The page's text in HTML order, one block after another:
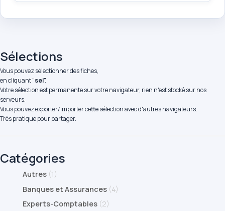
Sélections
Vous pouvez sélectionner des fiches,
en cliquant "sel".
Votre sélection est permanente sur votre navigateur, rien n'est stocké sur nos
serveurs.
Vous pouvez exporter/importer cette sélection avec d'autres navigateurs.
Très pratique pour partager.
Catégories
Autres (1)
Banques et Assurances (4)
Experts-Comptables (2)